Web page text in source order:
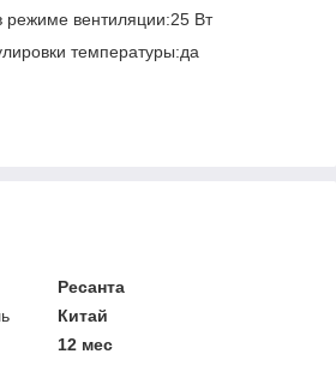
вентиляции:25 Вт
температуры:да
Ресанта
Китай
12 мес